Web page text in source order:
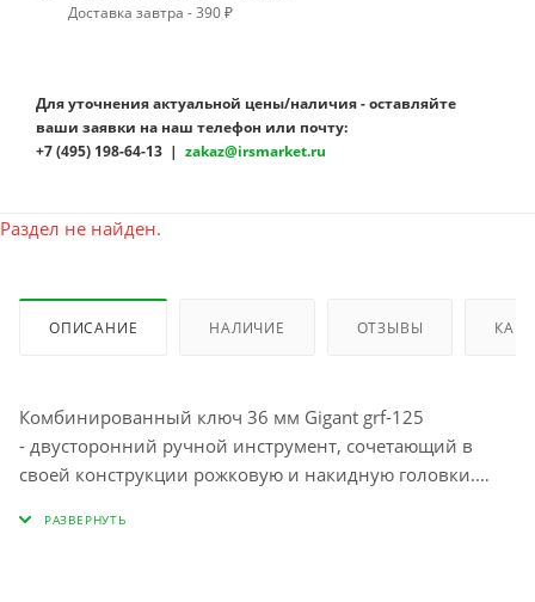
Доставка завтра - 390 ₽
Для уточнения актуальной цены/наличия - оставляйте
ваши заявки на наш телефон или почту:
+7 (495) 198-64-13 | zakaz@irsmarket.ru
Раздел не найден.
ОПИСАНИЕ НАЛИЧИЕ ОТЗЫВЫ КАК
Комбинированный ключ 36 мм Gigant grf-125
- двусторонний ручной инструмент, сочетающий в
своей конструкции рожковую и накидную головки.
профиль и максимально надежно обхватывает гайку